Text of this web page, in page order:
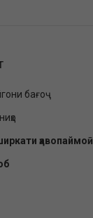
бағоҷ
ҳавопаймоӣ